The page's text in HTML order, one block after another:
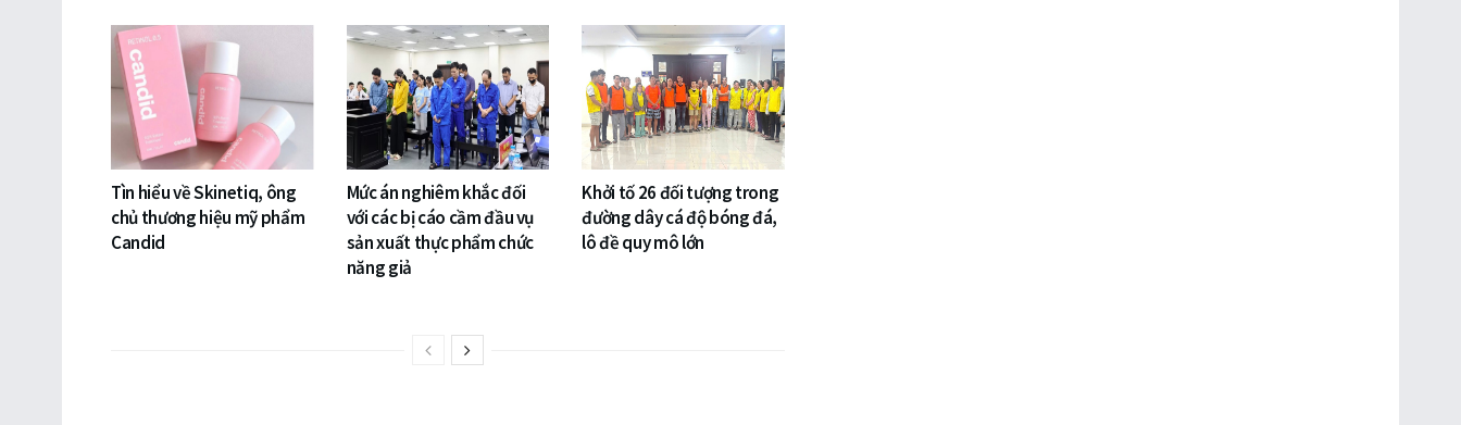
Tìn hiểu về Skinetiq, ông
chủ thương hiệu mỹ phẩm
Candid
Mức án nghiêm khắc đối
với các bị cáo cầm đầu vụ
sản xuất thực phẩm chức
năng giả
Khởi tố 26 đối tượng trong
đường dây cá độ bóng đá,
lô đề quy mô lớn